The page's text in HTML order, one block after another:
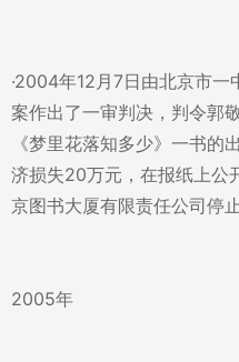
·2004年12月7日由北京市
案作出了一审判决，判令郭
《梦里花落知多少》一书的
济损失20万元，在报纸上公
京图书大厦有限责任公司停
2005年